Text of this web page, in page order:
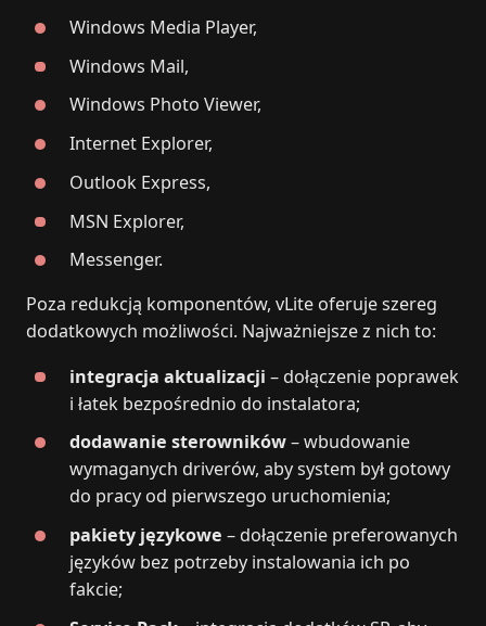
Windows Media Player,
Windows Mail,
Windows Photo Viewer,
Internet Explorer,
Outlook Express,
MSN Explorer,
Messenger.
Poza redukcją komponentów, vLite oferuje szereg
dodatkowych możliwości. Najważniejsze z nich to:
integracja aktualizacji – dołączenie poprawek
i łatek bezpośrednio do instalatora;
dodawanie sterowników– wbudowanie
wymaganych driverów, aby system był gotowy
do pracy od pierwszego uruchomienia;
pakiety językowe – dołączenie preferowanych
języków bez potrzeby instalowania ich po
fakcie;